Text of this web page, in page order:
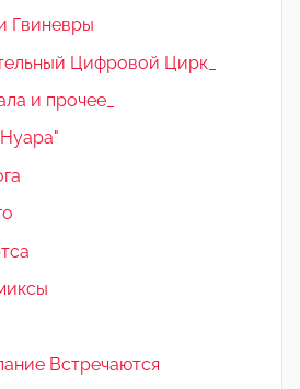
Гвиневры
Цифровой Цирк_
и прочее_
Встречаются